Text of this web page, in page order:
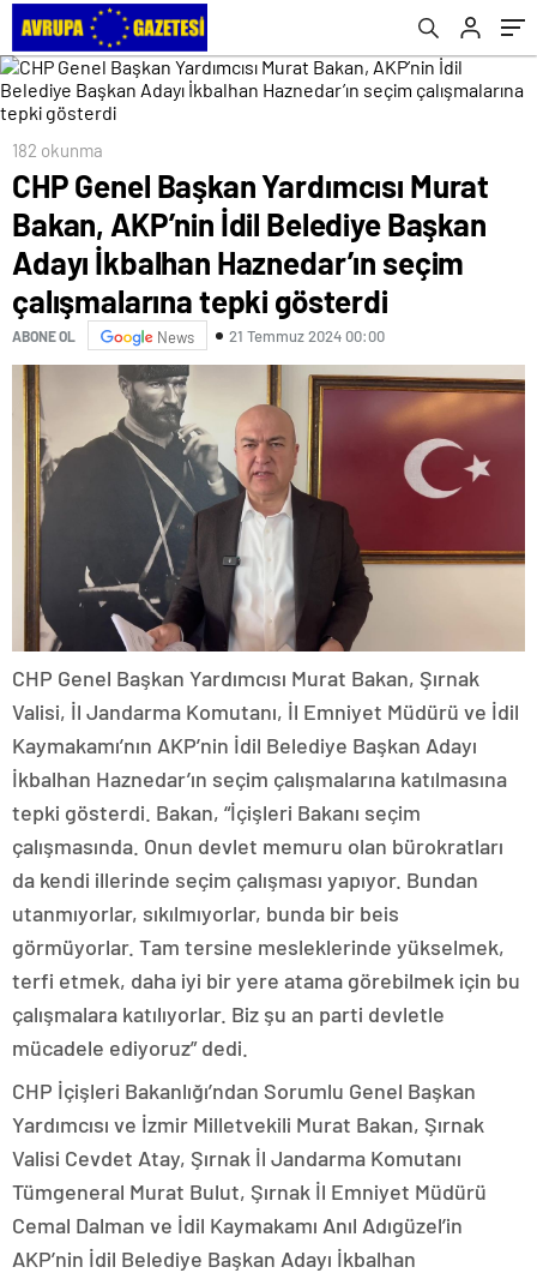
Haznedar’ın seçim çalışmalarına tepki
gösterdi
182 okunma
CHP Genel Başkan Yardımcısı Murat
Bakan, AKP’nin İdil Belediye Başkan
Adayı İkbalhan Haznedar’ın seçim
çalışmalarına tepki gösterdi
ABONE OL News 21 Temmuz 2024 00:00
CHP Genel Başkan Yardımcısı Murat Bakan, Şırnak
Valisi, İl Jandarma Komutanı, İl Emniyet Müdürü ve İdil
Kaymakamı’nın AKP’nin İdil Belediye Başkan Adayı
İkbalhan Haznedar’ın seçim çalışmalarına katılmasına
tepki gösterdi. Bakan, “İçişleri Bakanı seçim
çalışmasında. Onun devlet memuru olan bürokratları
da kendi illerinde seçim çalışması yapıyor. Bundan
utanmıyorlar, sıkılmıyorlar, bunda bir beis
görmüyorlar. Tam tersine mesleklerinde yükselmek,
terfi etmek, daha iyi bir yere atama görebilmek için bu
çalışmalara katılıyorlar. Biz şu an parti devletle
mücadele ediyoruz” dedi.
CHP İçişleri Bakanlığı’ndan Sorumlu Genel Başkan
Yardımcısı ve İzmir Milletvekili Murat Bakan, Şırnak
Valisi Cevdet Atay, Şırnak İl Jandarma Komutanı
Tümgeneral Murat Bulut, Şırnak İl Emniyet Müdürü
Cemal Dalman ve İdil Kaymakamı Anıl Adıgüzel’in
AKP’nin İdil Belediye Başkan Adayı İkbalhan